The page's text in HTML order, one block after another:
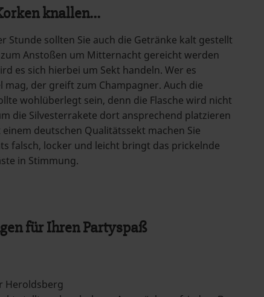
knallen...
Stunde sollten Sie auch die Getränke kalt gestellt
Anstoßen um Mitternacht gereicht werden
es sich hierbei um Sekt handeln. Wer es
mag, der greift zum Champagner. Auch die
wohlüberlegt sein, denn die Flasche wird nicht
die Silvesterrakete dort ansprechend platzieren
deutschen Qualitätssekt machen Sie
falsch, locker und leicht bringt das prickelnde
in Stimmung.
für Ihren Partyspaß
Heroldsberg